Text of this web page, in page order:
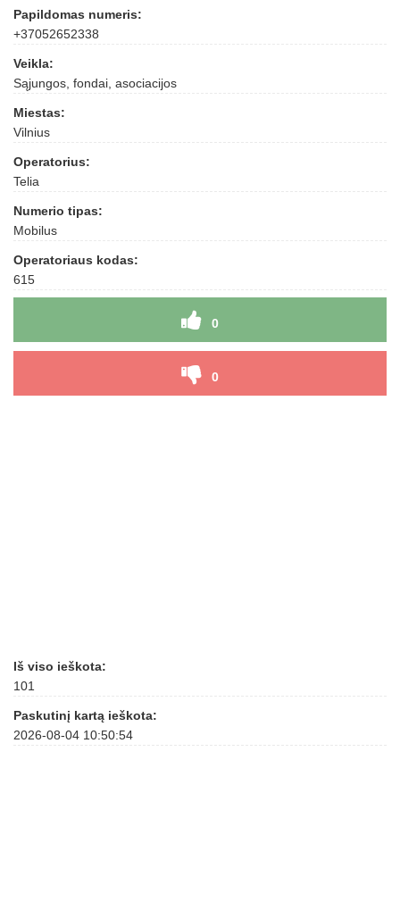
Papildomas numeris:
+37052652338
Veikla:
Sąjungos, fondai, asociacijos
Miestas:
Vilnius
Operatorius:
Telia
Numerio tipas:
Mobilus
Operatoriaus kodas:
615
0
0
Iš viso ieškota:
101
Paskutinį kartą ieškota:
2026-08-04 10:50:54